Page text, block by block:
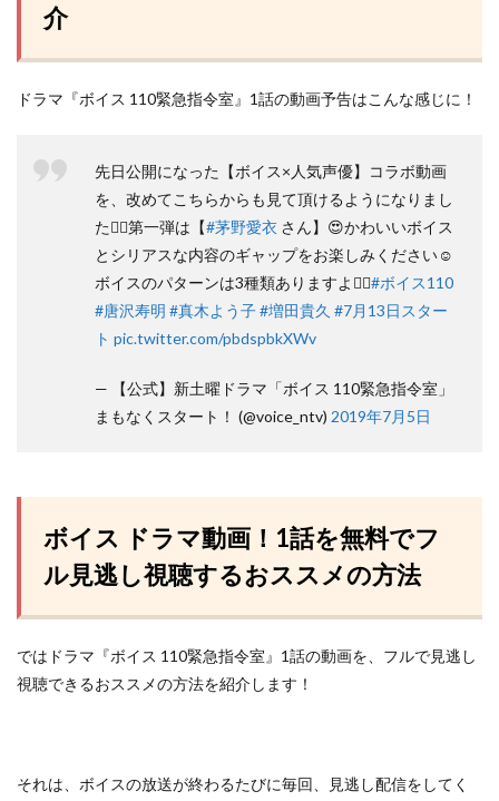
介
ドラマ『ボイス 110緊急指令室』1話の動画予告はこんな感じに！
先日公開になった【ボイス×人気声優】コラボ動画
を、改めてこちらからも見て頂けるようになりまし
た💁‍♂️第一弾は【#茅野愛衣 さん】😍かわいいボイス
とシリアスな内容のギャップをお楽しみください☺️
ボイスのパターンは3種類ありますよ👮‍♂️#ボイス110
#唐沢寿明 #真木よう子#増田貴久 #7月13日スター
ト pic.twitter.com/pbdspbkXWv
— 【公式】新土曜ドラマ「ボイス 110緊急指令室」
まもなくスタート！ (@voice_ntv) 2019年7月5日
ボイス ドラマ動画！1話を無料でフ
ル見逃し視聴するおススメの方法
ではドラマ『ボイス 110緊急指令室』1話の動画を、フルで見逃し
視聴できるおススメの方法を紹介します！
それは、ボイスの放送が終わるたびに毎回、見逃し配信をしてく